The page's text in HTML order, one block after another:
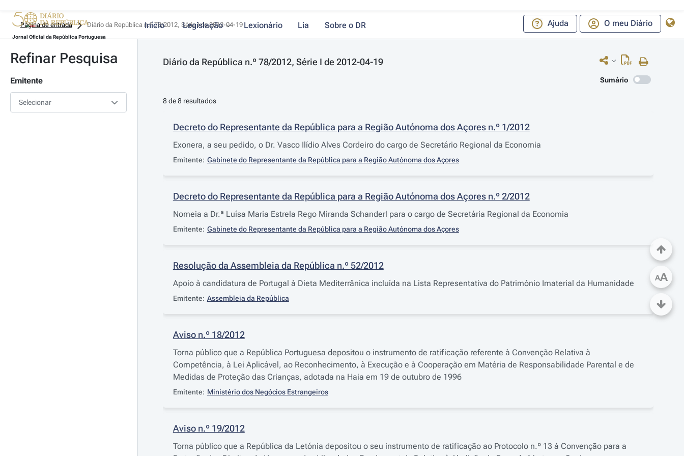
Jornal Oficial da República Portuguesa
Início Legislação Lexionário Lia Sobre o DR Ajuda O meu Diário
Página de entrada Diário da República n.º 78/2012, Série I de 2012-04-19
Refinar Pesquisa
Emitente
Selecionar
Diário da República n.º 78/2012, Série I de 2012-04-19
Sumário
8 de 8 resultados
Decreto do Representante da República para a Região Autónoma dos Açores n.º 1/2012
Exonera, a seu pedido, o Dr. Vasco Ilídio Alves Cordeiro do cargo de Secretário Regional da Economia
Emitente: Gabinete do Representante da República para a Região Autónoma dos Açores
Decreto do Representante da República para a Região Autónoma dos Açores n.º 2/2012
Nomeia a Dr.ª Luísa Maria Estrela Rego Miranda Schanderl para o cargo de Secretária Regional da Economia
Emitente: Gabinete do Representante da República para a Região Autónoma dos Açores
Resolução da Assembleia da República n.º 52/2012
Apoio à candidatura de Portugal à Dieta Mediterrânica incluída na Lista Representativa do Património Imaterial da Humanidade
Emitente: Assembleia da República
Aviso n.º 18/2012
Torna público que a República Portuguesa depositou o instrumento de ratificação referente à Convenção Relativa à
Competência, à Lei Aplicável, ao Reconhecimento, à Execução e à Cooperação em Matéria de Responsabilidade Parental e de
Medidas de Proteção das Crianças, adotada na Haia em 19 de outubro de 1996
Emitente: Ministério dos Negócios Estrangeiros
Aviso n.º 19/2012
Torna público que a República da Letónia depositou o seu instrumento de ratificação ao Protocolo n.º 13 à Convenção para a
AA